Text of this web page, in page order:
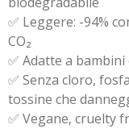
✅ Leggere: -94%
CO₂
✅ Adatte a
✅ Senza cloro,
tossine che
✅ Vegane, cruelty